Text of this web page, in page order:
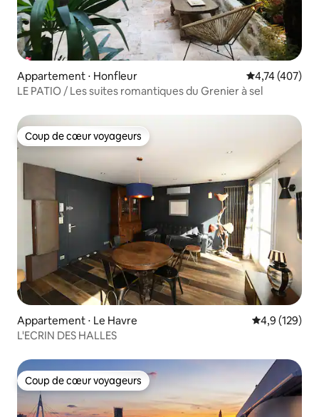
Appartement ⋅ Honfleur Évaluation
4,74 (407)
LE PATIO / Les suites romantiques du Grenier à sel
Coup de cœur voyageurs
Coup de cœur voyageurs
Appartement ⋅ Le Havre Évaluation
4,9 (129)
L'ECRIN DES HALLES
Coup de cœur voyageurs
Coup de cœur voyageurs